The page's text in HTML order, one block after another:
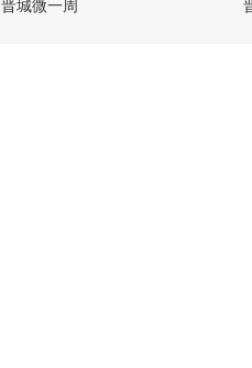
晋城微一周